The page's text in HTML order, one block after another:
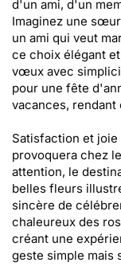
d'un ami, d'un
Imaginez une
un ami qui veut
ce choix élégant
vœux avec
pour une fête
vacances, rendant
Satisfaction et
provoquera chez
attention, le
belles fleurs
sincère de
chaleureux des
créant une
geste simple mais